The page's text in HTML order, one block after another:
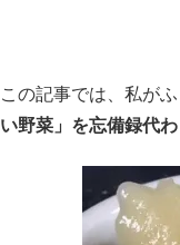
この記事では、私が
い野菜」を忘備録代